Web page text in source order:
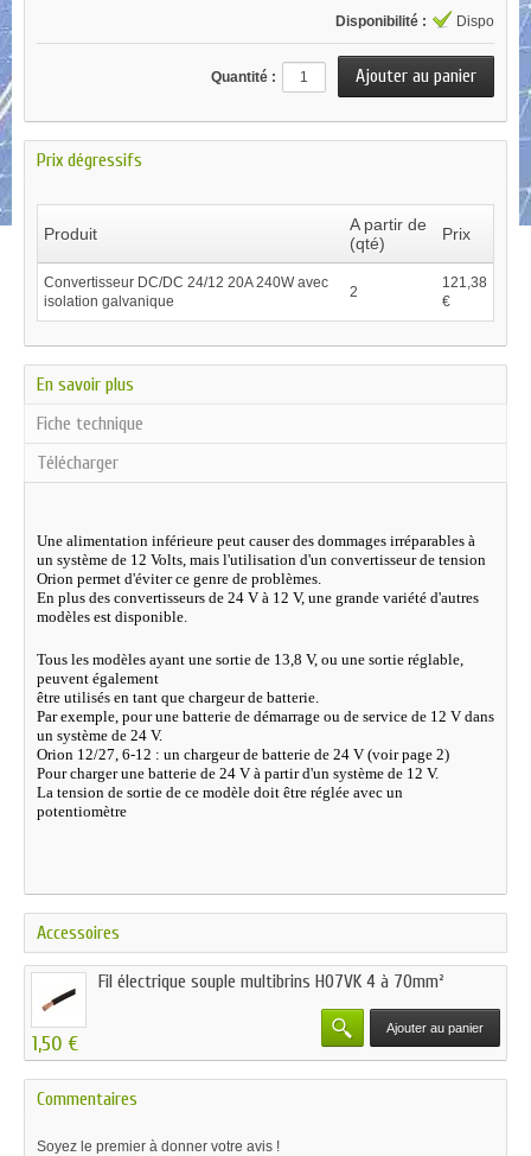
Disponibilité :
Dispo
Quantité :
Prix dégressifs
Produit
A partir de
(qté)
Prix
Convertisseur DC/DC 24/12 20A 240W avec
isolation galvanique
2
121,38
€
En savoir plus
Fiche technique
Télécharger
Une alimentation inférieure peut causer des dommages irréparables à
un système de 12 Volts, mais l'utilisation d'un convertisseur de tension
Orion permet d'éviter ce genre de problèmes.
En plus des convertisseurs de 24 V à 12 V, une grande variété d'autres
modèles est disponible.
Tous les modèles ayant une sortie de 13,8 V, ou une sortie réglable,
peuvent également
être utilisés en tant que chargeur de batterie.
Par exemple, pour une batterie de démarrage ou de service de 12 V dans
un système de 24 V.
Orion 12/27, 6-12 : un chargeur de batterie de 24 V (voir page 2)
Pour charger une batterie de 24 V à partir d'un système de 12 V.
La tension de sortie de ce modèle doit être réglée avec un
potentiomètre
Accessoires
Fil électrique souple multibrins H07VK 4 à 70mm²
1,50 €
Ajouter au panier
Commentaires
Soyez le premier à donner votre avis !